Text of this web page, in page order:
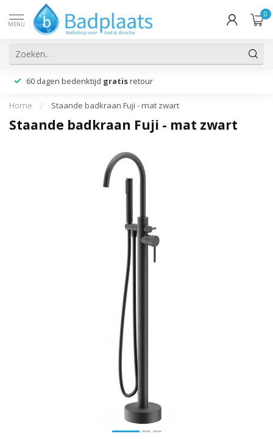
MENU
0
60 dagen bedenktijd gratis retour
Home / Staande badkraan Fuji - mat zwart
Staande badkraan Fuji - mat zwart